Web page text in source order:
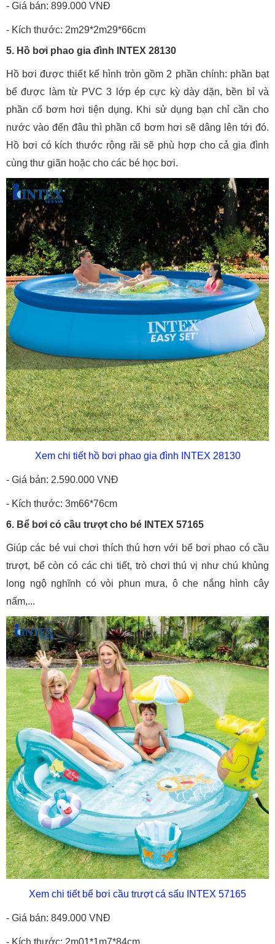
- Giá bán: 899.000 VNĐ
- Kích thước: 2m29*2m29*66cm
5. Hồ bơi phao gia đình INTEX 28130
Hồ bơi được thiết kế hình tròn gồm 2 phần chính: phần bạt
bể được làm từ PVC 3 lớp ép cực kỳ dày dặn, bền bỉ và
phần cổ bơm hơi tiện dụng. Khi sử dụng bạn chỉ cần cho
nước vào đến đâu thì phần cổ bơm hơi sẽ dâng lên tới đó.
Hồ bơi có kích thước rộng rãi sẽ phù hợp cho cả gia đình
cùng thư giãn hoặc cho các bé học bơi.
Xem chi tiết hồ bơi phao gia đình INTEX 28130
- Giá bán: 2.590.000 VNĐ
- Kích thước: 3m66*76cm
6. Bể bơi có cầu trượt cho bé INTEX 57165
Giúp các bé vui chơi thích thú hơn với bể bơi phao có cầu
trượt, bể còn có các chi tiết, trò chơi thú vị như chú khủng
long ngộ nghĩnh có vòi phun mưa, ô che nắng hình cây
nấm,...
Xem chi tiết bể bơi cầu trượt cá sấu INTEX 57165
- Giá bán: 849.000 VNĐ